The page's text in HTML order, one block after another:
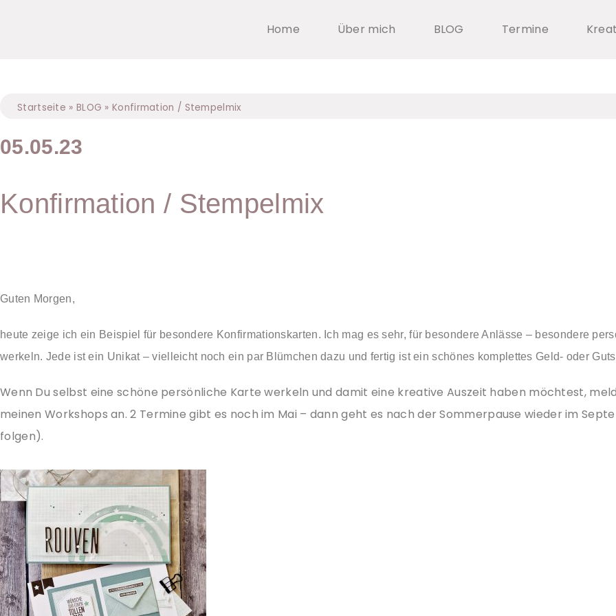
Home Über mich BLOG Termine
Startseite » BLOG »Konfirmation / Stempelmix
05.05.23
Konfirmation / Stempelmix
Guten Morgen,
heute zeige ich ein Beispiel für besondere Konfirmationskarten. Ich mag es sehr, für besondere Anlässe – besondere
werkeln. Jede ist ein Unikat – vielleicht noch ein par Blümchen dazu und fertig ist ein schönes komplettes Geld- oder
Wenn Du selbst eine schöne persönliche Karte werkeln und damit eine kreative Auszeit haben möchtest,
meinen Workshops an. 2 Termine gibt es noch im Mai – dann geht es nach der Sommerpause wieder im
folgen).